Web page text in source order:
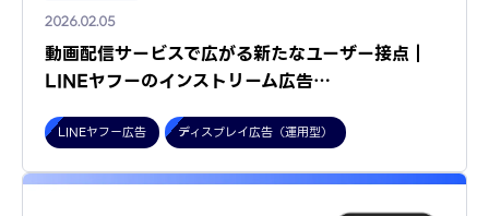
2026.02.05
動画配信サービスで広がる新たなユーザー接点｜
LINEヤフーのインストリーム広告…
LINEヤフー広告 ディスプレイ広告（運用型）